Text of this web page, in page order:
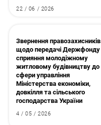
22 / 06 / 2026
Звернення правозахисників
щодо передачі Держфонду
сприяння молодіжному
житловому будівництву до
сфери управління
Міністерства економіки,
довкілля та сільського
господарства України
4 / 05 / 2026